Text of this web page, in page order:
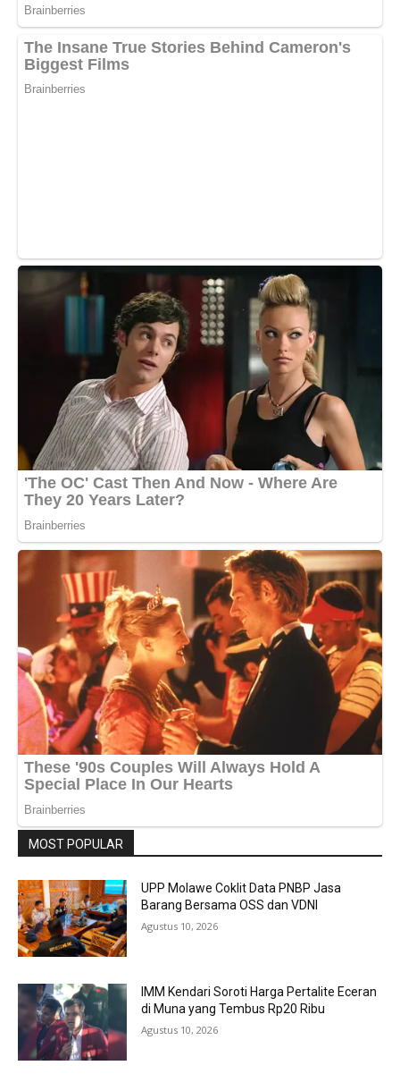
MOST POPULAR
UPP Molawe Coklit Data PNBP Jasa
Barang Bersama OSS dan VDNI
Agustus 10, 2026
IMM Kendari Soroti Harga Pertalite Eceran
di Muna yang Tembus Rp20 Ribu
Agustus 10, 2026